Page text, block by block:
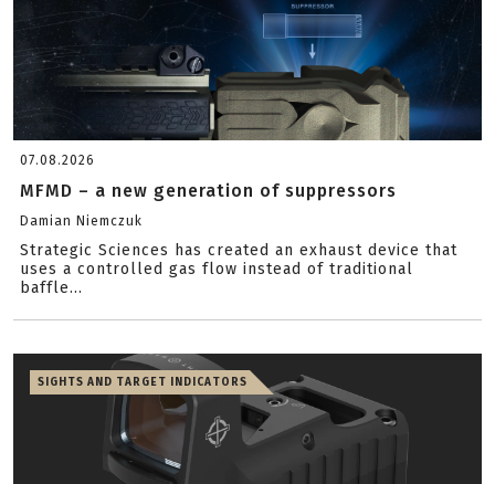
07.08.2026
MFMD – a new generation of suppressors
Damian Niemczuk
Strategic Sciences has created an exhaust device that
uses a controlled gas flow instead of traditional
baffle...
SIGHTS AND TARGET INDICATORS